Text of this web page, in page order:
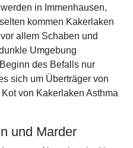
in Immenhausen,
kommen Kakerlaken
allem Schaben und
Umgebung
des Befalls nur
sich um Überträger von
von Kakerlaken Asthma
und Marder